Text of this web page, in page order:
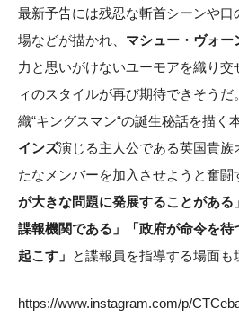
最新予告には残忍な斬首シーンや口
場などが描かれ、 マシュー・ヴォー
力と思いがけないユーモアを織り
ィのスタイルが再び期待できそう
織“キングスマン“の誕生秘話を描く
インズ演じる主人公である英国貴
たなメンバーを加入させようと奮闘
が大きな問題に発展することがある
諜報機関である」「政府が命令を
起こす」 と諜報員を指導する場面も
https://www.instagram.com/p/